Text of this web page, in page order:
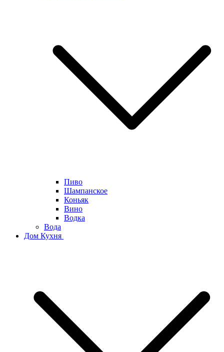
Пиво
Шампанское
Коньяк
Вино
Водка
Вода
Дом Кухня